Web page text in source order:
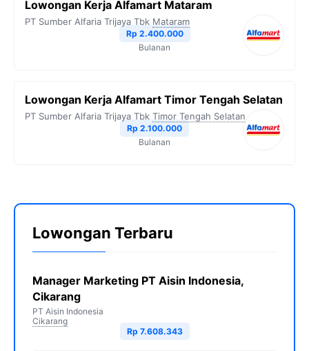
Lowongan Kerja Alfamart Mataram
PT Sumber Alfaria Trijaya Tbk Mataram
Rp 2.400.000
Bulanan
Lowongan Kerja Alfamart Timor Tengah Selatan
PT Sumber Alfaria Trijaya Tbk Timor Tengah Selatan
Rp 2.100.000
Bulanan
Lowongan Terbaru
Manager Marketing PT Aisin Indonesia,
Cikarang
PT Aisin Indonesia
Cikarang
Rp 7.608.343